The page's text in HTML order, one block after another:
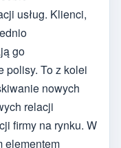
usług. Klienci,
go
polisy. To z kolei
nowych
relacji
firmy na rynku. W
elementem